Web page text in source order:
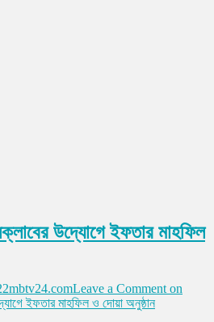
উদ্যোগে ইফতার মাহফিল
mbtv24.comLeave a Comment on
ইফতার মাহফিল ও দোয়া অনুষ্ঠান